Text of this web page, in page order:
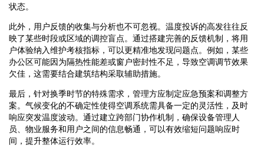
状态。
此外，用户反馈的收集与分析也不可忽视。温度投诉的高发往往反
映了某些时段或区域的调控盲点。通过搭建完善的反馈机制，将用
户体验纳入维护考核指标，可以更精准地发现问题点。例如，某些
办公区可能因为隔热性能差或窗户密封性不足，导致空调调节效果
欠佳，这需要结合建筑结构采取辅助措施。
最后，针对换季时节的特殊需求，管理方应制定应急预案和调整方
案。气候变化的不确定性使得空调系统需具备一定的灵活性，及时
响应突发温度波动。通过建立跨部门协作机制，确保设备管理人
员、物业服务和用户之间的信息畅通，可以有效缩短问题响应时
间，提升整体运行效率。